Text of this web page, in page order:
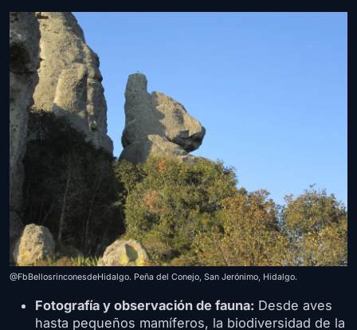
@FbBellosrinconesdeHidalgo. Peña del Conejo, San Jerónimo, Hidalgo.
Fotografía y observación de fauna: Desde aves
hasta pequeños mamíferos, la biodiversidad de la